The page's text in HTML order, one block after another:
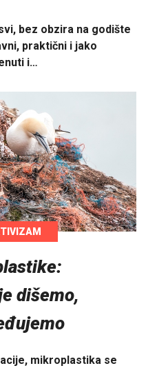
bez obzira na godište
praktični i jako
i…
dišemo,
mikroplastika se